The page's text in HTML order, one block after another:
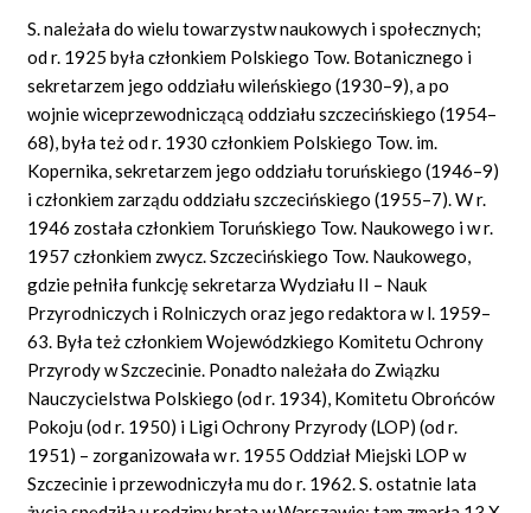
S. należała do wielu towarzystw naukowych i społecznych;
od r. 1925 była członkiem Polskiego Tow. Botanicznego i
sekretarzem jego oddziału wileńskiego (1930–9), a po
wojnie wiceprzewodniczącą oddziału szczecińskiego (1954–
68), była też od r. 1930 członkiem Polskiego Tow. im.
Kopernika, sekretarzem jego oddziału toruńskiego (1946–9)
i członkiem zarządu oddziału szczecińskiego (1955–7). W r.
1946 została członkiem Toruńskiego Tow. Naukowego i w r.
1957 członkiem zwycz. Szczecińskiego Tow. Naukowego,
gdzie pełniła funkcję sekretarza Wydziału II – Nauk
Przyrodniczych i Rolniczych oraz jego redaktora w l. 1959–
63. Była też członkiem Wojewódzkiego Komitetu Ochrony
Przyrody w Szczecinie. Ponadto należała do Związku
Nauczycielstwa Polskiego (od r. 1934), Komitetu Obrońców
Pokoju (od r. 1950) i Ligi Ochrony Przyrody (LOP) (od r.
1951) – zorganizowała w r. 1955 Oddział Miejski LOP w
Szczecinie i przewodniczyła mu do r. 1962. S. ostatnie lata